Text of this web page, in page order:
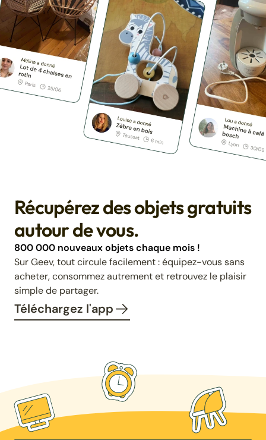
Récupérez des objets gratuits
autour de vous.
800 000 nouveaux objets chaque mois !
Sur Geev, tout circule facilement : équipez-vous sans
acheter, consommez autrement et retrouvez le plaisir
simple de partager.
Téléchargez l'app